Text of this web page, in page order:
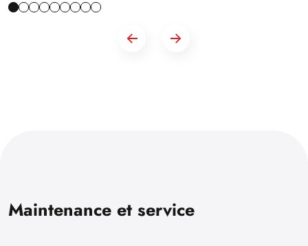
Maintenance et service